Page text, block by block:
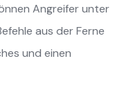
Angreifer unter
aus der Ferne
und einen